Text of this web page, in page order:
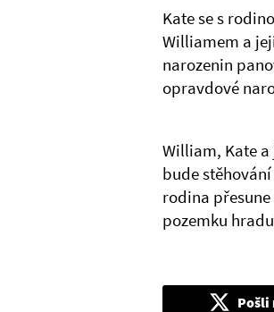
Kate se s
Williamem a
narozenin
opravdové
William, Kate
bude
rodina
pozemku
Pošli